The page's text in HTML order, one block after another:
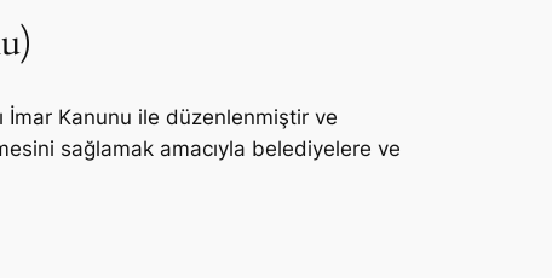
İmar Kanunu ile düzenlenmiştir ve
sağlamak amacıyla belediyelere ve